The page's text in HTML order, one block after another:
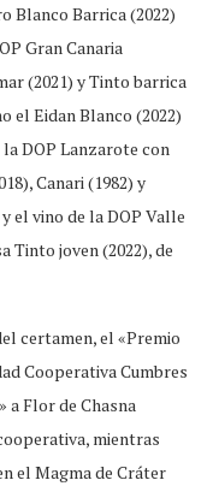
Blanco Barrica (2022)
Gran Canaria
(2021) y Tinto barrica
el Eidan Blanco (2022)
DOP Lanzarote con
Canari (1982) y
el vino de la DOP Valle
Tinto joven (2022), de
certamen, el «Premio
Cooperativa Cumbres
a Flor de Chasna
mientras
el Magma de Cráter